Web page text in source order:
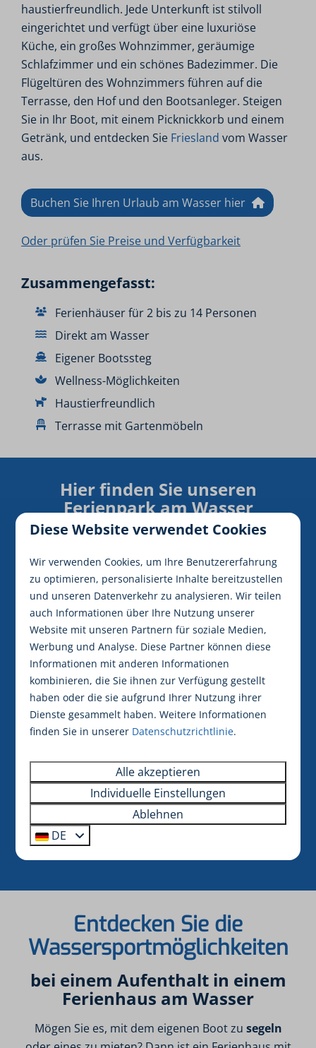
haustierfreundlich. Jede Unterkunft ist stilvoll
eingerichtet und verfügt über eine luxuriöse
Küche, ein großes Wohnzimmer, geräumige
Schlafzimmer und ein schönes Badezimmer. Die
Flügeltüren des Wohnzimmers führen auf die
Terrasse, den Hof und den Bootsanleger. Steigen
Sie in Ihr Boot, mit einem Picknickkorb und einem
Getränk, und entdecken Sie Friesland vom Wasser
aus.
Buchen Sie Ihren Urlaub am Wasser hier
Oder prüfen Sie Preise und Verfügbarkeit
Zusammengefasst:
Ferienhäuser für 2 bis zu 14 Personen
Direkt am Wasser
Eigener Bootssteg
Wellness-Möglichkeiten
Haustierfreundlich
Terrasse mit Gartenmöbeln
Hier finden Sie unseren
Ferienpark am Wasser
Entdecken Sie die
Wassersportmöglichkeiten
bei einem Aufenthalt in einem
Ferienhaus am Wasser
Mögen Sie es, mit dem eigenen Boot zu segeln
Diese Website verwendet Cookies
Wir verwenden Cookies, um Ihre Benutzererfahrung
zu optimieren, personalisierte Inhalte bereitzustellen
und unseren Datenverkehr zu analysieren. Wir teilen
auch Informationen über Ihre Nutzung unserer
Website mit unseren Partnern für soziale Medien,
Werbung und Analyse. Diese Partner können diese
Informationen mit anderen Informationen
kombinieren, die Sie ihnen zur Verfügung gestellt
haben oder die sie aufgrund Ihrer Nutzung ihrer
Dienste gesammelt haben. Weitere Informationen
finden Sie in unserer Datenschutzrichtlinie.
Alle akzeptieren
Individuelle Einstellungen
Ablehnen
DE